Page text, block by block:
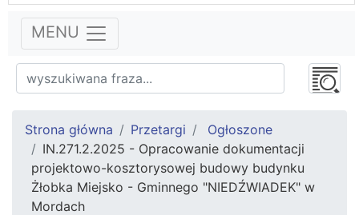
MENU
Strona główna Przetargi
Ogłoszone
IN.271.2.2025 - Opracowanie dokumentacji
projektowo-kosztorysowej budowy budynku
Żłobka Miejsko - Gminnego "NIEDŹWIADEK" w
Mordach